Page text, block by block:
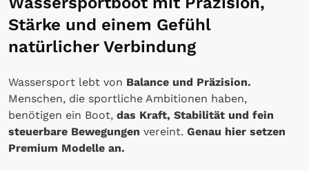
Stärke und einem Gefühl
natürlicher Verbindung
Wassersport lebt von Balance und Präzision.
Menschen, die sportliche Ambitionen haben,
benötigen ein Boot, das Kraft, Stabilität und fein
steuerbare Bewegungen vereint. Genau hier setzen
Premium Modelle an.